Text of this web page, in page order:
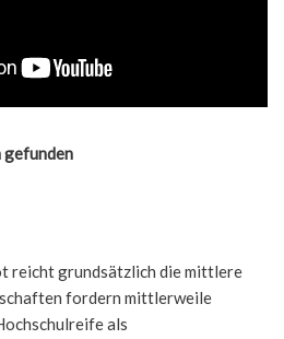
gefunden
reicht grundsätzlich die mittlere
fordern mittlerweile
als